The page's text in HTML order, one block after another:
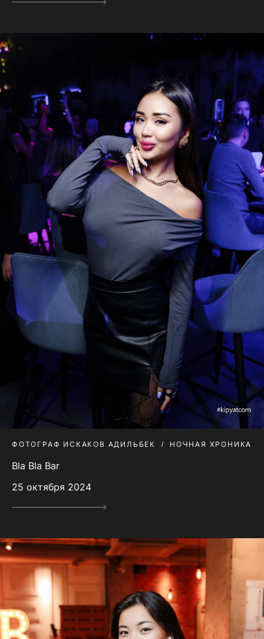
ФОТОГРАФ ИСКАКОВ АДИЛЬБЕК НОЧНАЯ ХРОНИКА
Bla Bla Bar
25 октября 2024